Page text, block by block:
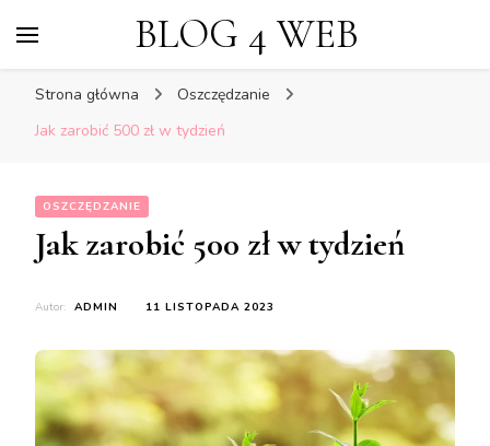
BLOG 4 WEB
Strona główna
Oszczędzanie
Jak zarobić 500 zł w tydzień
OSZCZĘDZANIE
Jak zarobić 500 zł w tydzień
Autor: ADMIN 11 LISTOPADA 2023